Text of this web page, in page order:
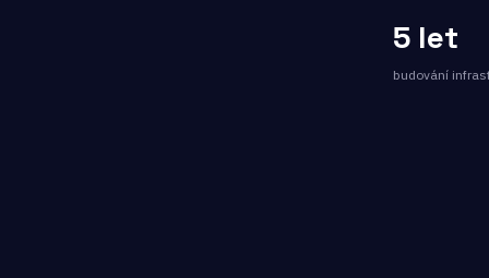
5 let
budování